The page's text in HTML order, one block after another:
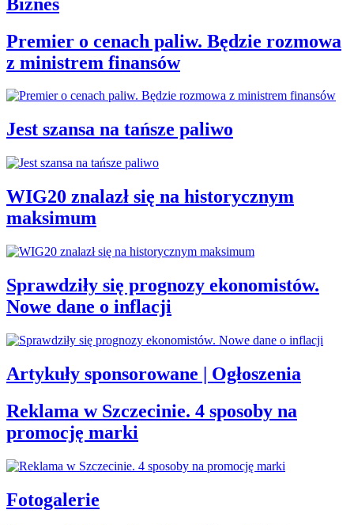
Premier o cenach paliw. Będzie rozmowa
z ministrem finansów
Jest szansa na tańsze paliwo
WIG20 znalazł się na historycznym
maksimum
Sprawdziły się prognozy ekonomistów.
Nowe dane o inflacji
Artykuły sponsorowane | Ogłoszenia
Reklama w Szczecinie. 4 sposoby na
promocję marki
Fotogalerie